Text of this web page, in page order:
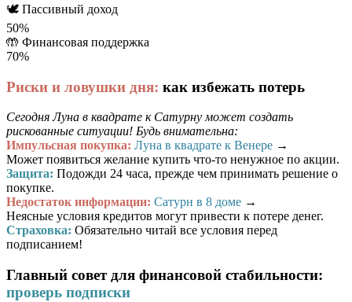
🕊️ Пассивный доход
50%
🤲 Финансовая поддержка
70%
Риски и ловушки дня: как избежать потерь
Сегодня Луна в квадрате к Сатурну может создать
рискованные ситуации! Будь внимательна:
Импульсная покупка: Луна в квадрате к Венере →
Может появиться желание купить что-то ненужное по акции.
Защита: Подожди 24 часа, прежде чем принимать решение о
покупке.
Недостаток информации: Сатурн в 8 доме →
Неясные условия кредитов могут привести к потере денег.
Страховка: Обязательно читай все условия перед
подписанием!
Главный совет для финансовой стабильности:
проверь подписки